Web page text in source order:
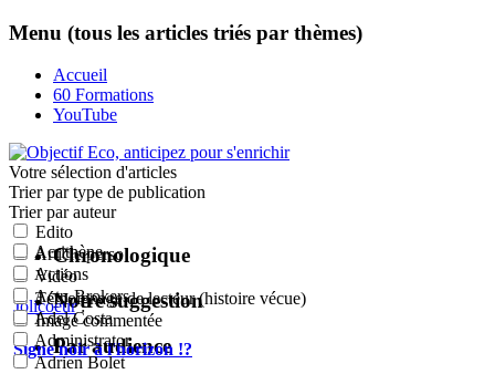
Menu (tous les articles triés par thèmes)
Accueil
60 Formations
YouTube
Votre sélection d'articles
Trier par type de publication
Edito
Article perso
Vidéo
Témoignage de lecteur (histoire vécue)
Image commentée
Trier par auteur
Acrithène
Actions
Actu-Brokers
Adel Costa
Administrator
Adrien Bolet
Chronologique
Notre suggestion
Par audience
Jolicoeur:
Signe noir à l'horizon !?